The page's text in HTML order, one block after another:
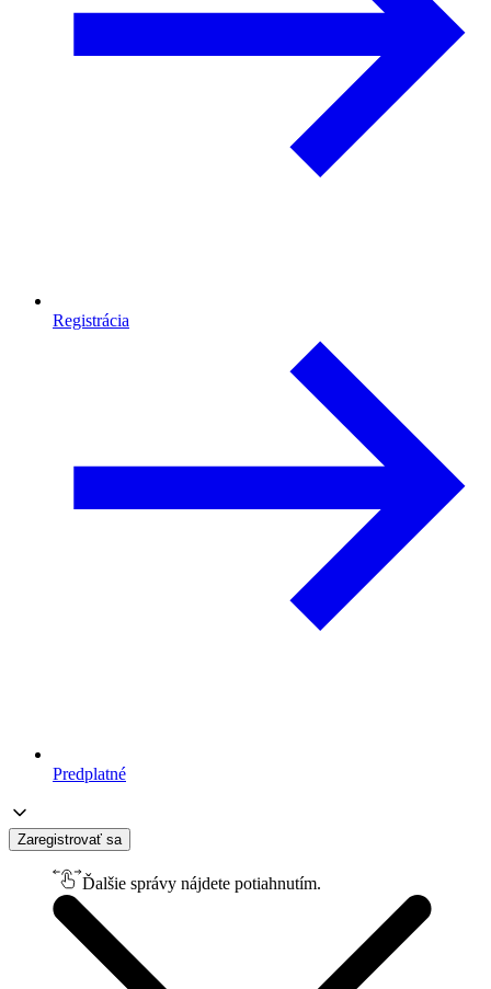
Registrácia
Predplatné
Zaregistrovať sa
Ďalšie správy nájdete potiahnutím.